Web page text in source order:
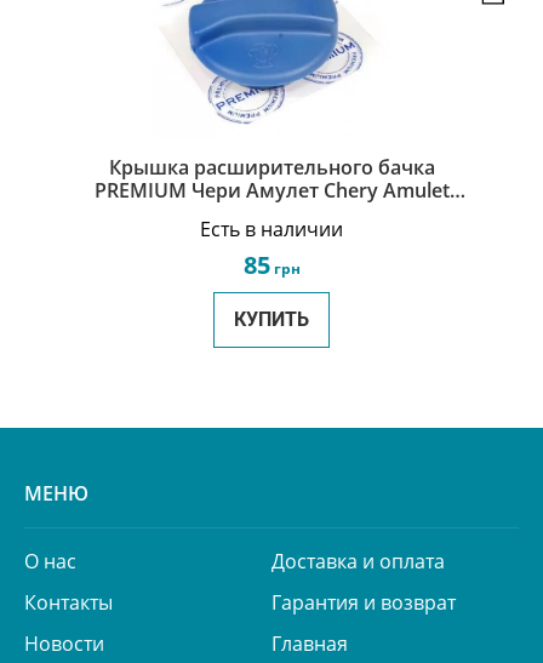
Крышка расширительного бачка
PREMIUM Чери Амулет Chery Amulet
Есть в наличии
85грн
КУПИТЬ
МЕНЮ
О нас
Доставка и оплата
Контакты
Гарантия и возврат
Новости
Главная